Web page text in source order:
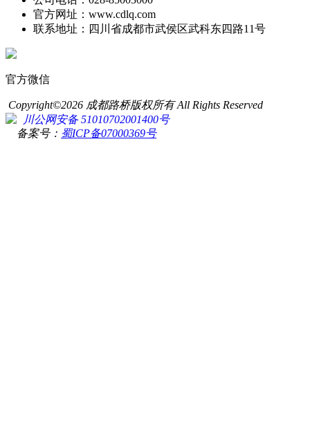
官方网址：www.cdlq.com
联系地址：四川省成都市武侯区武科东四路11号
官方微信
Copyright©2026 成都路桥版权所有 All Rights Reserved
川公网安备 51010702001400号
备案号： 蜀ICP备07000369号